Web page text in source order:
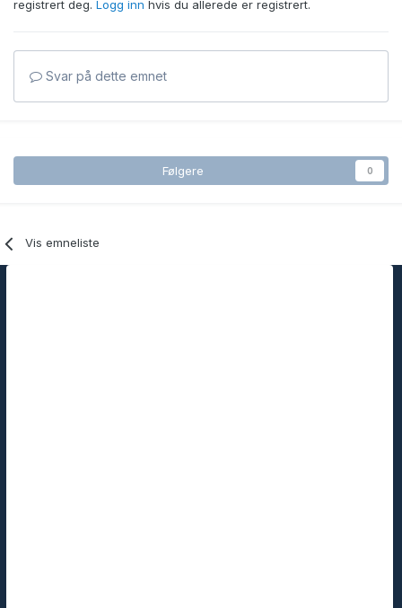
registrert deg. Logg inn hvis du allerede er registrert.
Svar på dette emnet
Følgere 0
Vis emneliste